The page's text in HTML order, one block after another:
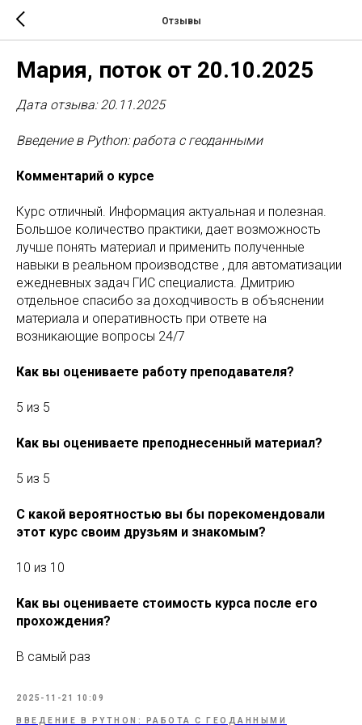
Отзывы
Мария, поток от 20.10.2025
Дата отзыва: 20.11.2025
Введение в Python: работа с геоданными
Комментарий о курсе
Курс отличный. Информация актуальная и полезная.
Большое количество практики, дает возможность
лучше понять материал и применить полученные
навыки в реальном производстве , для автоматизации
ежедневных задач ГИС специалиста. Дмитрию
отдельное спасибо за доходчивость в объяснении
материала и оперативность при ответе на
возникающие вопросы 24/7
Как вы оцениваете работу преподавателя?
5 из 5
Как вы оцениваете преподнесенный материал?
5 из 5
С какой вероятностью вы бы порекомендовали
этот курс своим друзьям и знакомым?
10 из 10
Как вы оцениваете стоимость курса после его
прохождения?
В самый раз
2025-11-21 10:09
ВВЕДЕНИЕ В PYTHON: РАБОТА С ГЕОДАННЫМИ